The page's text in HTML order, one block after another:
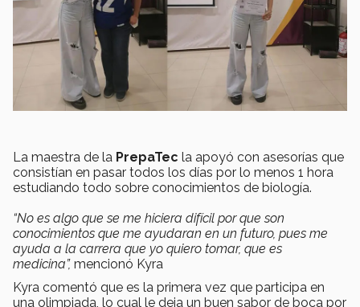
La maestra de la PrepaTec la apoyó con asesorías que
consistían en pasar todos los días por lo menos 1 hora
estudiando todo sobre conocimientos de biología.
“No es algo que se me hiciera difícil por que son
conocimientos que me ayudaran en un futuro, pues me
ayuda a la carrera que yo quiero tomar, que es
medicina”, mencionó Kyra
Kyra comentó que es la primera vez que participa en
una olimpiada, lo cual le deja un buen sabor de boca por